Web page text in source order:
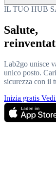
IL TUO HUB
Salute,
Lab2go unisce
unico posto.
sicurezza con il
Inizia gratis